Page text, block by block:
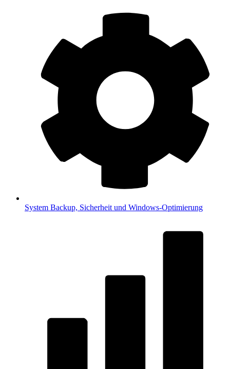
System Backup, Sicherheit und Windows-Optimierung